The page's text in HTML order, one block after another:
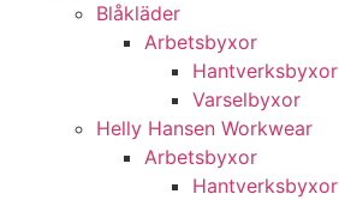
Blåkläder
Arbetsbyxor
Hantverksbyxor
Varselbyxor
Helly Hansen Workwear
Arbetsbyxor
Hantverksbyxor